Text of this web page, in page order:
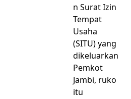
n Surat Izin
Tempat
Usaha
(SITU) yang
dikeluarkan
Pemkot
Jambi, ruko
itu